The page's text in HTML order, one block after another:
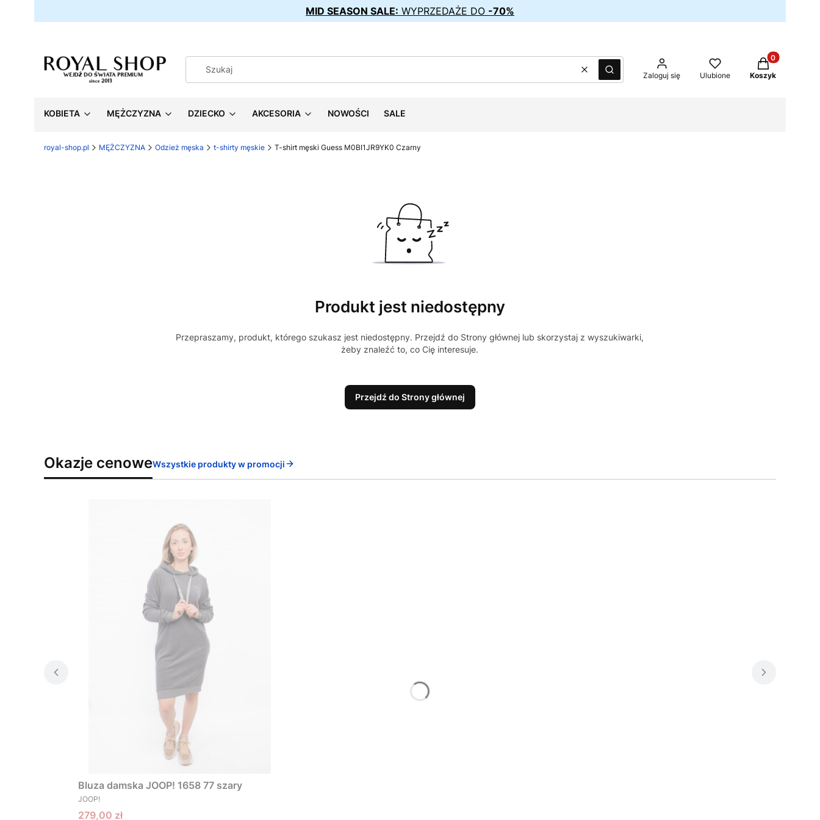
MID SEASON SALE: WYPRZEDAŻE DO -70%
WyczyśćSzukaj Zaloguj się Ulubione
Produkty w
Koszyk
KOBIETA MĘŻCZYZNA DZIECKO AKCESORIA NOWOŚCI SALE
royal-shop.pl MĘŻCZYZNA Odzież męska t-shirty męskie T-shirt męski Guess M0BI1JR9YK0 Czarny
Produkt jest niedostępny
Przepraszamy, produkt, którego szukasz jest niedostępny. Przejdź do Strony głównej lub skorzystaj z wyszukiwarki,
żeby znaleźć to, co Cię interesuje.
Przejdź do Strony głównej
Okazje cenoweWszystkie produkty w promocji
Bluza damska JOOP! 1658 77 szary
PRODUCENT
JOOP!
Cena promocyjna
279,00 zł